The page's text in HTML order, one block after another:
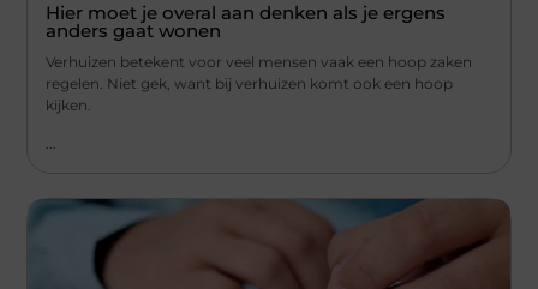
Hier moet je overal aan denken als je ergens
anders gaat wonen
Verhuizen betekent voor veel mensen vaak een hoop zaken
regelen. Niet gek, want bij verhuizen komt ook een hoop
kijken.
...